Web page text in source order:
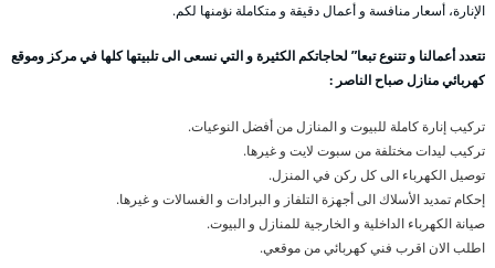
الإنارة، أسعار منافسة و أعمال دقيقة و متكاملة نؤمنها لكم.
تتعدد أعمالنا و تتنوع تبعا” لحاجاتكم الكثيرة و التي نسعى الى تلبيتها كلها في مركز وموقع
كهربائي منازل صباح الناصر :
تركيب إنارة كاملة للبيوت و المنازل من أفضل النوعيات.
تركيب ليدات مختلفة من سبوت لايت و غيرها.
توصيل الكهرباء الى كل ركن في المنزل.
إحكام تمديد الأسلاك الى أجهزة التلفاز و البرادات و الغسالات و غيرها.
صيانة الكهرباء الداخلية و الخارجية للمنازل و البيوت.
اطلب الان اقرب فني كهربائي من موقعي.